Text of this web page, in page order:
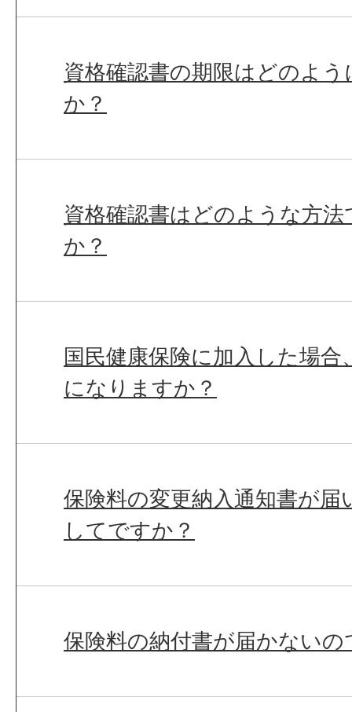
資格確認書の期限はどのよ
か？
資格確認書はどのような方
か？
国民健康保険に加入した場
になりますか？
保険料の変更納入通知書が
してですか？
保険料の納付書が届かないの